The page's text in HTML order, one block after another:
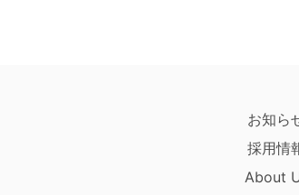
お知ら
採用情
About